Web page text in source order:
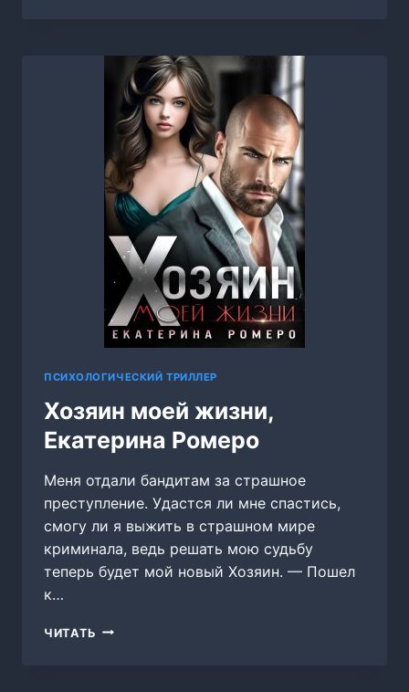
ПОСЛЕДНЕГО
ВЫСТРЕЛА,
ЕКАТЕРИНА
ГИТМАН
ПСИХОЛОГИЧЕСКИЙ ТРИЛЛЕР
Хозяин моей жизни,
Екатерина Ромеро
Меня отдали бандитам за страшное
преступление. Удастся ли мне спастись,
смогу ли я выжить в страшном мире
криминала, ведь решать мою судьбу
теперь будет мой новый Хозяин. — Пошел
к…
ЧИТАТЬ ХОЗЯИН